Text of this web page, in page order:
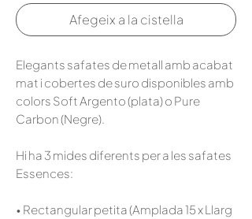
Afegeix a la cistella
Elegants safates de metall amb acabat
mat i cobertes de suro disponibles amb
colors Soft Argento (plata) o Pure
Carbon (Negre).
Hi ha 3 mides diferents per a les safates
Essences:
• Rectangular petita (Amplada 15 x Llarg